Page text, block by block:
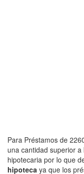
Para Préstamos de
una cantidad superior
hipotecaria por lo que
hipoteca ya que los